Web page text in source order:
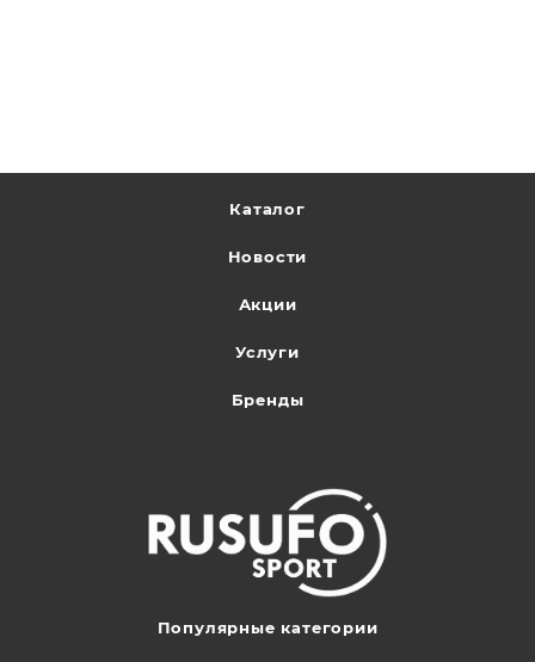
Каталог
Новости
Акции
Услуги
Бренды
Популярные категории